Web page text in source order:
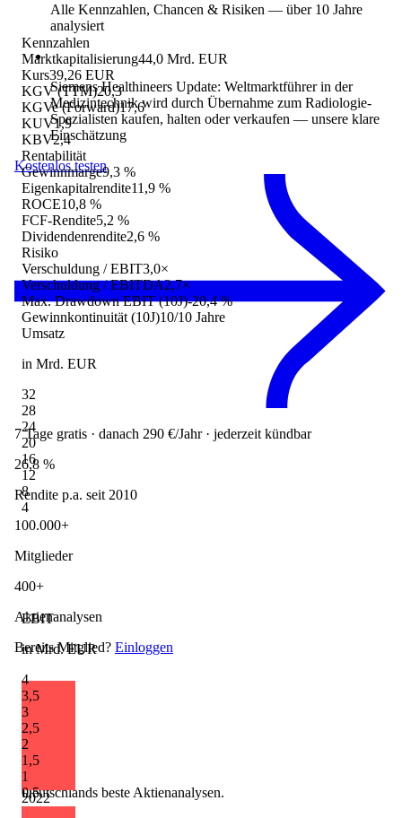
Kennzahlen
Marktkapitalisierung44,0 Mrd. EUR
Kurs39,26 EUR
KGV (TTM)20,3
KGVe (Forward)17,6
KUV1,9
KBV2,4
Rentabilität
Gewinnmarge9,3 %
Eigenkapitalrendite11,9 %
ROCE10,8 %
FCF-Rendite5,2 %
Dividendenrendite2,6 %
Risiko
Verschuldung / EBIT3,0×
Verschuldung / EBITDA2,7×
Max. Drawdown EBIT (10J)-20,4 %
Gewinnkontinuität (10J)10/10 Jahre
Umsatz
in Mrd. EUR
32
28
24
20
16
12
8
4
2022
EBIT
in Mrd. EUR
4
3,5
3
2,5
2
1,5
1
0,5
Alle Kennzahlen, Chancen & Risiken — über 10 Jahre
analysiert
Siemens Healthineers Update: Weltmarktführer in der
Medizintechnik wird durch Übernahme zum Radiologie-
Spezialisten kaufen, halten oder verkaufen — unsere klare
Einschätzung
Kostenlos testen
7 Tage gratis · danach 290 €/Jahr · jederzeit kündbar
26,8 %
Rendite p.a. seit 2010
100.000+
Mitglieder
400+
Aktienanalysen
Bereits Mitglied? Einloggen
Deutschlands beste Aktienanalysen.